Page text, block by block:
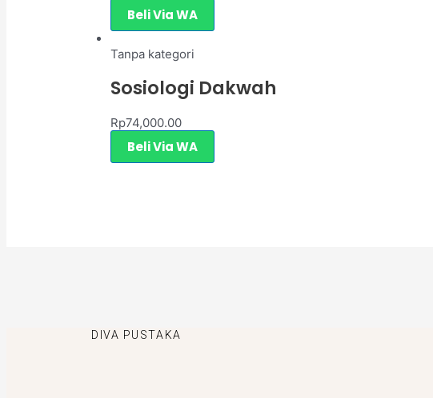
Beli Via WA
Tanpa kategori
Sosiologi Dakwah
Rp74,000.00
Beli Via WA
DIVA PUSTAKA